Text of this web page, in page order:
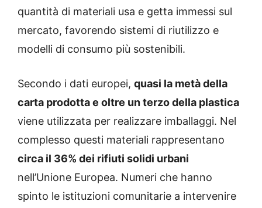
quantità di materiali usa e getta immessi sul
mercato, favorendo sistemi di riutilizzo e
modelli di consumo più sostenibili.
Secondo i dati europei, quasi la metà della
carta prodotta e oltre un terzo della plastica
viene utilizzata per realizzare imballaggi. Nel
complesso questi materiali rappresentano
circa il 36% dei rifiuti solidi urbani
nell’Unione Europea. Numeri che hanno
spinto le istituzioni comunitarie a intervenire